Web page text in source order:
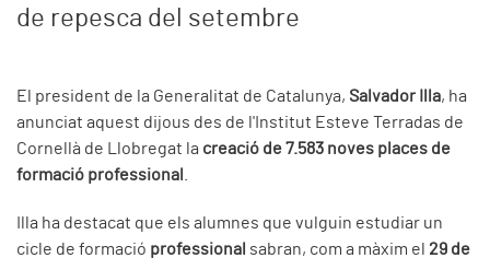
de repesca del setembre
El president de la Generalitat de Catalunya, Salvador Illa, ha
anunciat aquest dijous des de l'Institut Esteve Terradas de
Cornellà de Llobregat la creació de 7.583 noves places de
formació professional
Illa ha destacat que els alumnes que vulguin estudiar un
cicle de formació professional sabran, com a màxim el 29 de